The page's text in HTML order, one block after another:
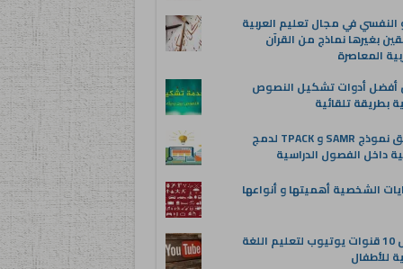
النفسي في مجال تعليم العربية
بغيرها نماذج من القرآن
المعاصرة
أفضل أدوات تشكيل النصوص
بطريقة تلقائية
تطبيق نموذج SAMR و TPACK لدمج
داخل الفصول الدراسية
الشخصية أهميتها و أنواعها
أفضل 10 قنوات يوتيوب لتعليم اللغة
للأطفال